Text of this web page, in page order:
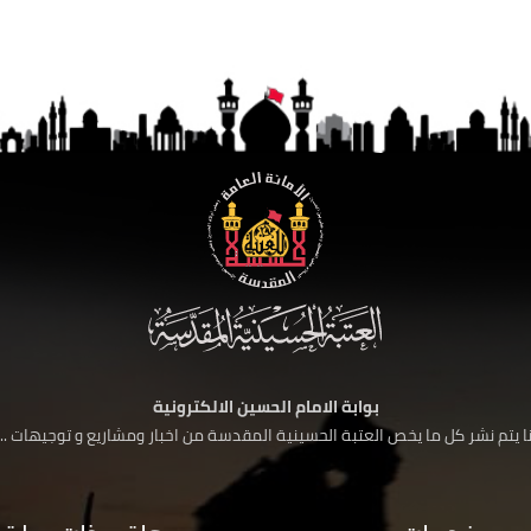
بوابة الامام الحسين الالكترونية
يتم نشر كل ما يخص العتبة الحسينية المقدسة من اخبار ومشاريع و توجيهات